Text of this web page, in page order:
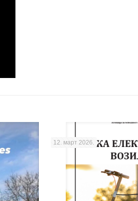
12. март 2026.